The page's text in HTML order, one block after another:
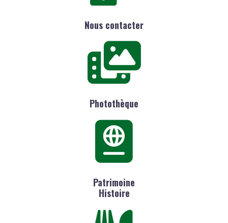
Nous contacter
Photothèque
Patrimoine
Histoire